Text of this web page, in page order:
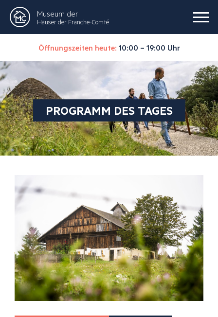
Museum der
Häuser der Franche-Comté
Öffnungszeiten heute: 10:00 – 19:00 Uhr
PROGRAMM DES TAGES